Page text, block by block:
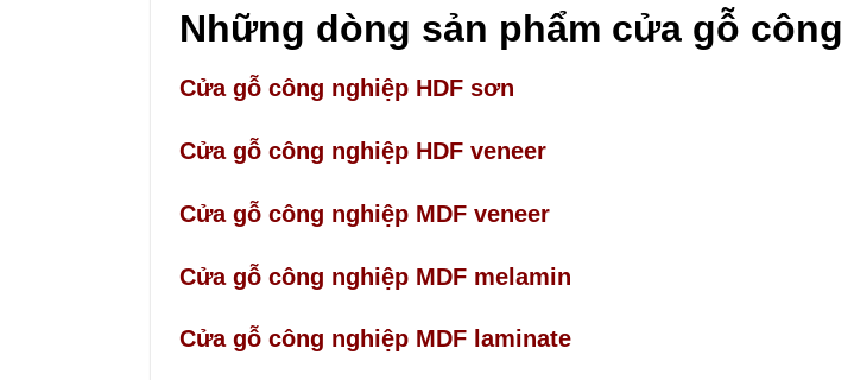
Những dòng sản phẩm cửa gỗ công
Cửa gỗ công nghiệp HDF sơn
Cửa gỗ công nghiệp HDF veneer
Cửa gỗ công nghiệp MDF veneer
Cửa gỗ công nghiệp MDF melamin
Cửa gỗ công nghiệp MDF laminate